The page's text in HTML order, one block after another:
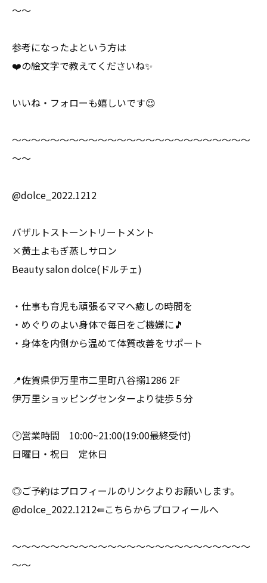
～～
参考になったよという方は
❤️の絵文字で教えてくださいね✨
いいね・フォローも嬉しいです😉
～～～～～～～～～～～～～～～～～～～～～～～～～
～～
@dolce_2022.1212
バザルトストーントリートメント
×黄土よもぎ蒸しサロン
Beauty salon dolce(ドルチェ)
・仕事も育児も頑張るママへ癒しの時間を
・めぐりのよい身体で毎日をご機嫌に🎵
・身体を内側から温めて体質改善をサポート
📍佐賀県伊万里市二里町八谷搦1286 2F
伊万里ショッピングセンターより徒歩５分
🕑営業時間 10:00~21:00(19:00最終受付)
日曜日・祝日 定休日
◎ご予約はプロフィールのリンクよりお願いします。
@dolce_2022.1212⇚こちらからプロフィールへ
～～～～～～～～～～～～～～～～～～～～～～～～～
～～